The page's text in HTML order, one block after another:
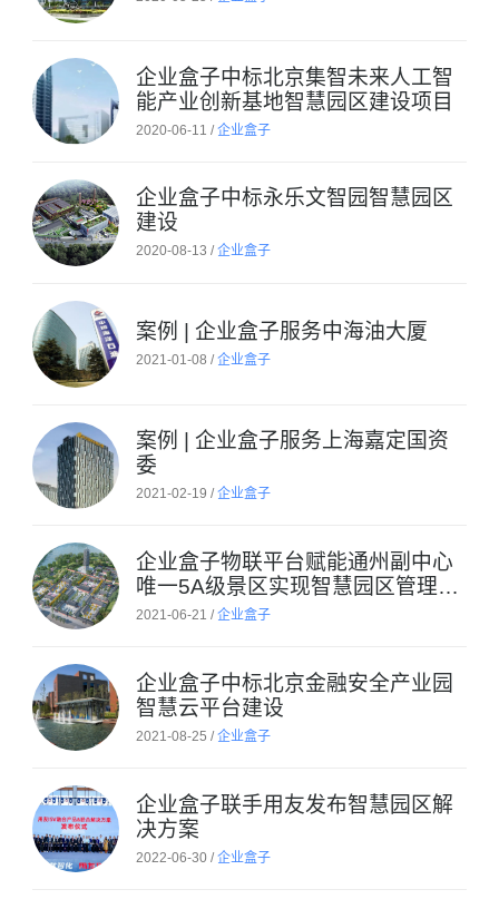
企业盒子中标北京集智未来人工智
能产业创新基地智慧园区建设项目
2020-06-11 /企业盒子
企业盒子中标永乐文智园智慧园区
建设
2020-08-13 /企业盒子
案例 | 企业盒子服务中海油大厦
2021-01-08 /企业盒子
案例 | 企业盒子服务上海嘉定国资
委
2021-02-19 /企业盒子
企业盒子物联平台赋能通州副中心
唯一5A级景区实现智慧园区管理系
统
2021-06-21 /企业盒子
企业盒子中标北京金融安全产业园
智慧云平台建设
2021-08-25 /企业盒子
企业盒子联手用友发布智慧园区解
决方案
2022-06-30 /企业盒子